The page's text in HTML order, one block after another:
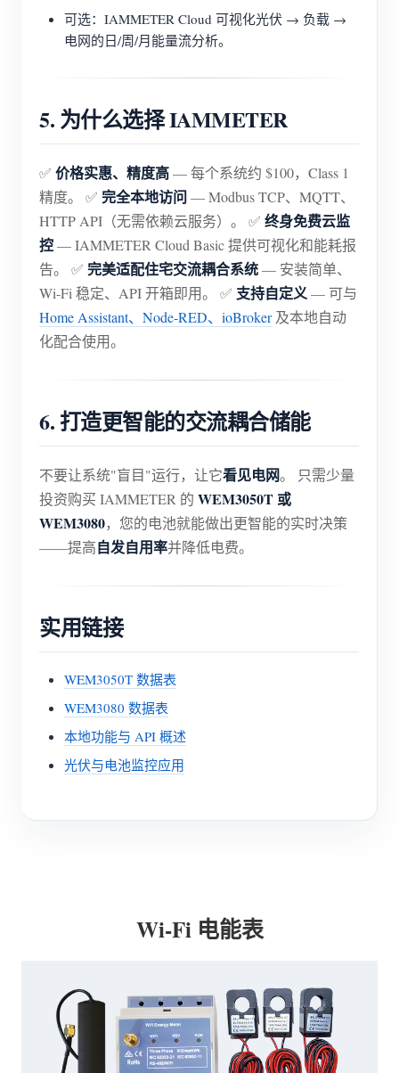
可选：IAMMETER Cloud 可视化光伏 → 负载 →
电网的日/周/月能量流分析。
5. 为什么选择 IAMMETER
✅ 价格实惠、精度高— 每个系统约 $100，Class 1
精度。 ✅ 完全本地访问— Modbus TCP、MQTT、
HTTP API（无需依赖云服务）。 ✅ 终身免费云监
控— IAMMETER Cloud Basic 提供可视化和能耗报
告。 ✅ 完美适配住宅交流耦合系统— 安装简单、
Wi-Fi 稳定、API 开箱即用。 ✅ 支持自定义— 可与
Home Assistant、Node-RED、ioBroker及本地自动
化配合使用。
6. 打造更智能的交流耦合储能
不要让系统"盲目"运行，让它看见电网。 只需少量
投资购买 IAMMETER 的 WEM3050T 或
WEM3080，您的电池就能做出更智能的实时决策
——提高自发自用率并降低电费。
实用链接
WEM3050T 数据表
WEM3080 数据表
本地功能与 API 概述
光伏与电池监控应用
Wi-Fi 电能表